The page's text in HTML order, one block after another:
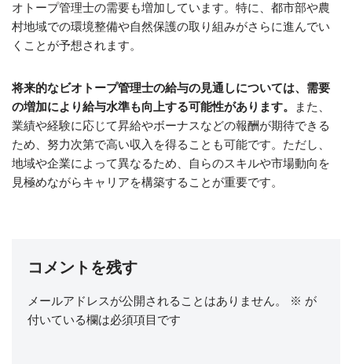
オトープ管理士の需要も増加しています。特に、都市部や農
村地域での環境整備や自然保護の取り組みがさらに進んでい
くことが予想されます。
将来的なビオトープ管理士の給与の見通しについては、需要
の増加により給与水準も向上する可能性があります。
また、
業績や経験に応じて昇給やボーナスなどの報酬が期待できる
ため、努力次第で高い収入を得ることも可能です。ただし、
地域や企業によって異なるため、自らのスキルや市場動向を
見極めながらキャリアを構築することが重要です。
コメントを残す
メールアドレスが公開されることはありません。 ※ が
付いている欄は必須項目です